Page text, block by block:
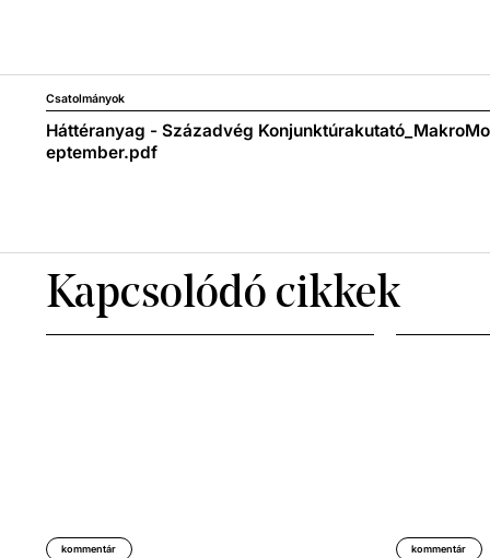
Csatolmányok
Háttéranyag - Századvég
eptember.pdf
Kapcsolódó cikkek
kommentár kommentár